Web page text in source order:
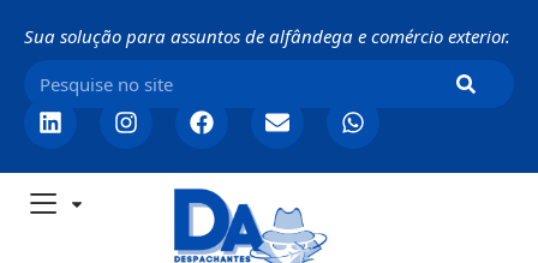
Sua solução para assuntos de alfândega e comércio exterior.